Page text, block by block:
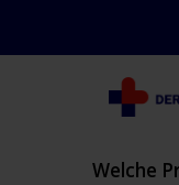
Welche